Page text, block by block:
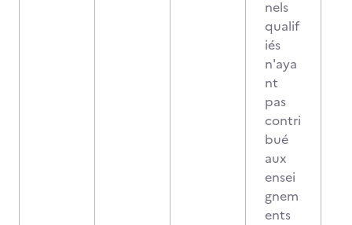
nels
qualif
iés
n'aya
nt
pas
contri
bué
aux
ensei
gnem
ents